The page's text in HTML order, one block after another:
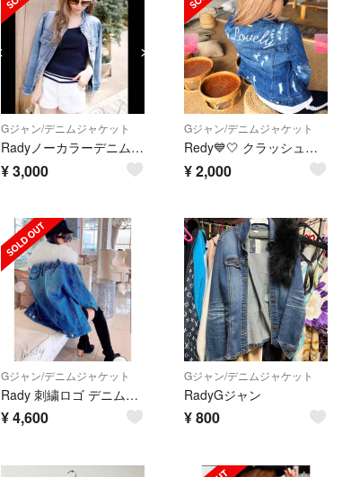
Gジャン/デニムジャケット
Radyノーカラーデニムジャケット
¥3,000
Gジャン/デニムジャケット
Redy💙🤍 クラッシュデニムジャケット❣️
¥2,000
Gジャン/デニムジャケット
Rady 刺繍ロゴ デニムジャケット スキニー付
¥4,600
Gジャン/デニムジャケット
RadyGジャン
¥800